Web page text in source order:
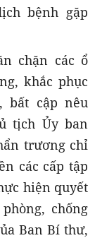
bệnh gặp
chặn các ổ
khắc phục
bất cập nêu
tịch Ủy ban
trương chỉ
các cấp tập
hiện quyết
chống
Ban Bí thư,